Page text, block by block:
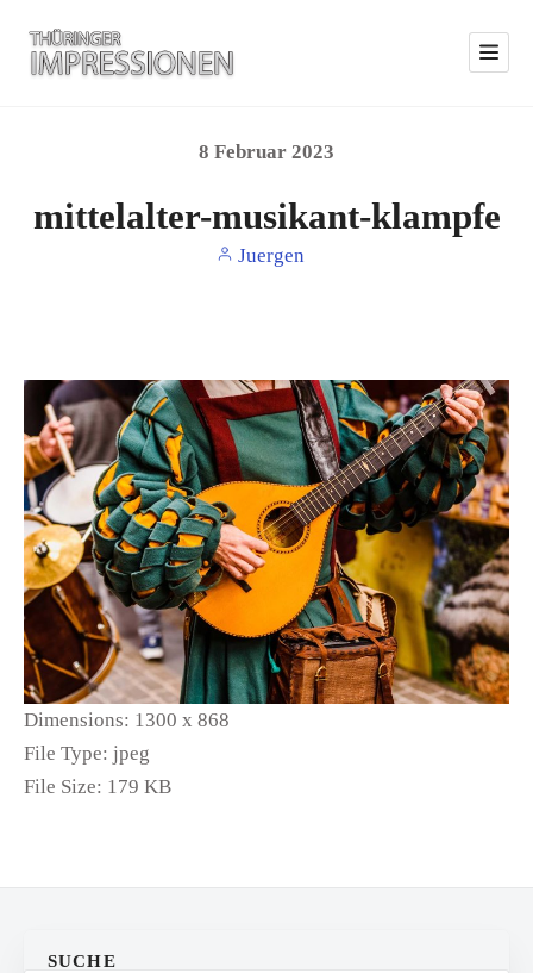
8 Februar 2023
mittelalter-musikant-klampfe
Juergen
Dimensions: 1300 x 868
File Type: jpeg
File Size: 179 KB
SUCHE